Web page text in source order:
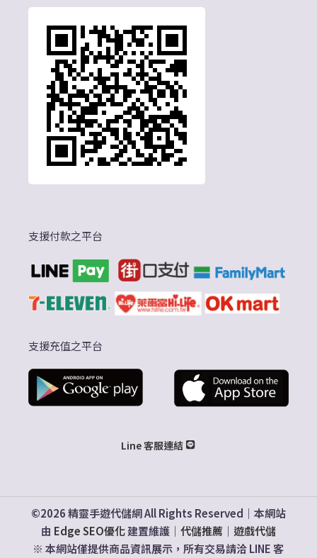
支援付款之平台
支援充值之平台
Line 客服連結
©2026 精靈手遊代儲網 All Rights Reserved｜本網站
由 Edge SEO優化建置維護｜ 代儲推薦｜ 遊戲代儲
※ 本網站僅提供商品資訊展示，所有交易請洽 LINE 客